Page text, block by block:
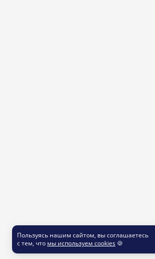
Пользуясь нашим сайтом, вы соглашаетесь
с тем, что мы используем cookies 🍪